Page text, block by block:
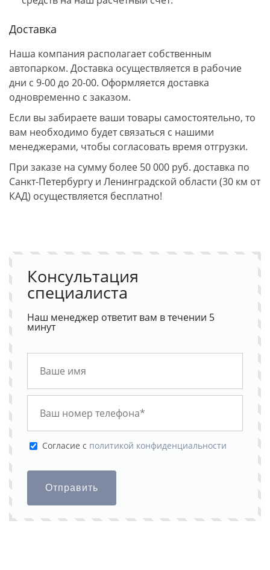
Доставка
Наша компания располагает собственным
автопарком. Доставка осуществляется в рабочие
дни с 9-00 до 20-00. Оформляется доставка
одновременно с заказом.
Если вы забираете ваши товары самостоятельно, то
вам необходимо будет связаться с нашими
менеджерами, чтобы согласовать время отгрузки.
При заказе на сумму более 50 000 руб. доставка по
Санкт-Петербургу и Ленинградской области (30 км от
КАД) осуществляется бесплатно!
Консультация
специалиста
Наш менеджер ответит вам в течении 5
минут
Cогласие с политикой конфиденциальности
Отправить